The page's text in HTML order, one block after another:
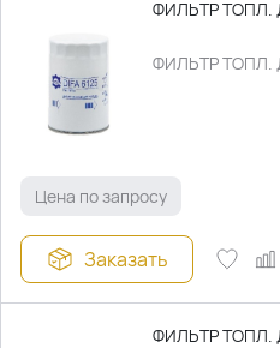
ФИЛЬТР ТОПЛ.
ФИЛЬТР ТОПЛ.
Цена по запросу
Заказать
ФИЛЬТР ТОПЛ.